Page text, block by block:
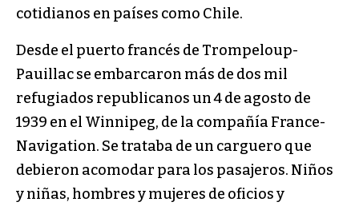
cotidianos en países como Chile.
Desde el puerto francés de Trompeloup-
Pauillac se embarcaron más de dos mil
refugiados republicanos un 4 de agosto de
1939 en el Winnipeg, de la compañía France-
Navigation. Se trataba de un carguero que
debieron acomodar para los pasajeros. Niños
y niñas, hombres y mujeres de oficios y